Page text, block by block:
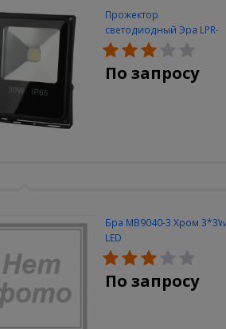
Прожектор
светодиодный Эра LPR-
30W-6500K-M
По запросу
Бра MB9040-3 Хром 3*3W
LED
По запросу